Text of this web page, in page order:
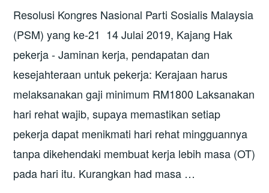
Resolusi Kongres Nasional Parti Sosialis Malaysia
(PSM) yang ke-21 14 Julai 2019, Kajang Hak
pekerja - Jaminan kerja, pendapatan dan
kesejahteraan untuk pekerja: Kerajaan harus
melaksanakan gaji minimum RM1800 Laksanakan
hari rehat wajib, supaya memastikan setiap
pekerja dapat menikmati hari rehat mingguannya
tanpa dikehendaki membuat kerja lebih masa (OT)
pada hari itu. Kurangkan had masa …